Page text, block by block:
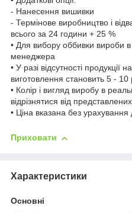
- Нанесення вишивки
- Термінове виробництво і
всього за 24 години + 25 %
• Для вибору оббивки вироби в
менеджера
• У разі відсутності продукції
виготовлення становить 5 - 10
• Колір і вигляд виробу в
відрізнятися від
• Ціна вказана без урахування
Приховати
Характеристики
Основні